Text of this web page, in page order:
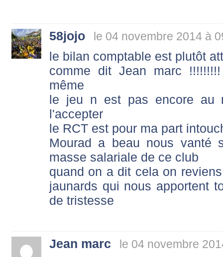
58jojo le 04 novembre 2014 à
le bilan comptable est plutôt
comme dit Jean marc
même
le jeu n est pas encore au
l'accepter
le RCT est pour ma part
Mourad a beau nous
masse salariale de ce club
quand on a dit cela on
jaunards qui nous apportent
de tristesse
Jean marc le 04 novembre